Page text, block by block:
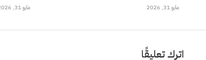
مايو 31, 2026 مايو 31, 2026
اترك تعليقًا